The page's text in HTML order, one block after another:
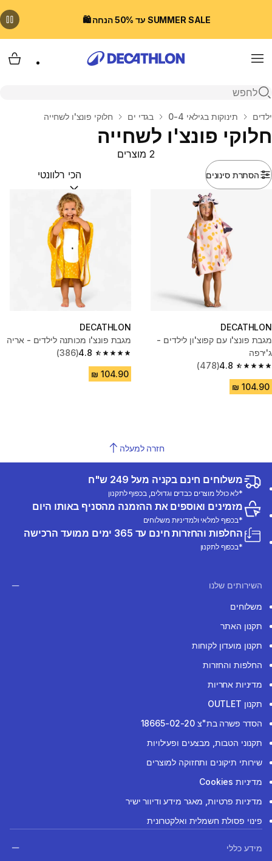
SUMMER SALE עד 50% הנחה 🛍️
Menu
פתיחת חיפוש
בית
ילדים תינוקות בגילאי 0-4 בגדי ים חלוקי פונצ'ו לשחייה
חלוקי פונצ'ו לשחייה
הסתרת סינונים
2 מוצרים
מיין לפי:(optional)
DECATHLON
מגבת פונצ'ו עם קפוצ'ון לילדים -
ג'ירפה
4.8
4.8 out of 5 stars from 478 reviews
(478)
DECATHLON
מגבת פונצ'ו מכותנה לילדים - אריה
4.8
4.8 out of 5 stars from 386 reviews
(386)
חזרה למעלה
משלוחים חינם בקניה מעל 249 ש"ח
*לא כולל מוצרים כבדים וגדולים, בכפוף לתקנון
מזמינים ואוספים את ההזמנה מהסניף באותו היום
*בכפוף למלאי ולמדיניות משלוחים
החלפות והחזרות חינם עד 365 ימים ממועד הרכישה
*בכפוף לתקנון
השירותים שלנו
משלוחים
תקנון האתר
תקנון מועדון לקוחות
החלפות והחזרות
מדיניות אחריות
תקנון OUTLET
הסדר פשרה בת"צ 18665-02-20
תקנוני הטבות, מבצעים ופעילויות
שירותי תיקונים ותחזוקה למוצרים
מדיניות Cookies
מדיניות פרטיות, מאגר מידע ודיוור ישיר
פינוי פסולת חשמלית ואלקטרונית
מידע כללי